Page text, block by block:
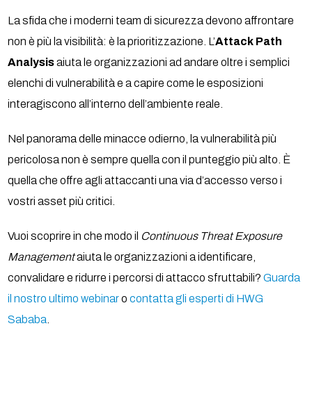
La sfida che i moderni team di sicurezza devono affrontare
non è più la visibilità: è la prioritizzazione. L’Attack Path
Analysisaiuta le organizzazioni ad andare oltre i semplici
elenchi di vulnerabilità e a capire come le esposizioni
interagiscono all’interno dell’ambiente reale.
Nel panorama delle minacce odierno, la vulnerabilità più
pericolosa non è sempre quella con il punteggio più alto. È
quella che offre agli attaccanti una via d’accesso verso i
vostri asset più critici.
Vuoi scoprire in che modo il Continuous Threat Exposure
Managementaiuta le organizzazioni a identificare,
convalidare e ridurre i percorsi di attacco sfruttabili?Guarda
il nostro ultimo webinarocontatta gli esperti di HWG
Sababa